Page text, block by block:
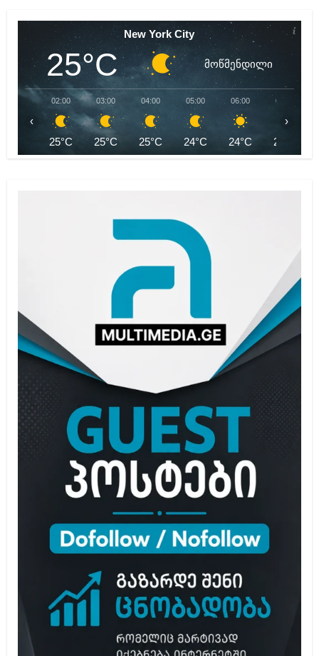
New York City
25°C მოწმენდილი
02:00
25°C
03:00
25°C
04:00
25°C
05:00
24°C
06:00
24°C
07:00
24°C
‹ ›